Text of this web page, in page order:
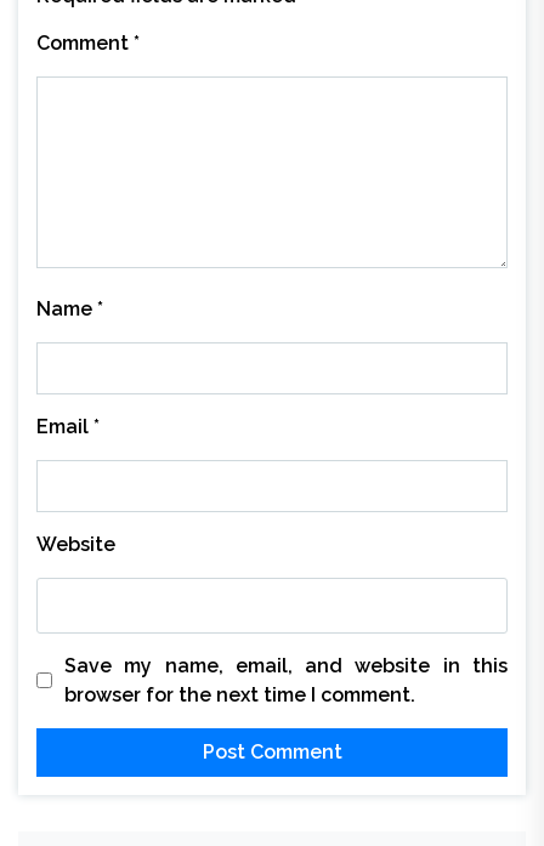
Comment *
Name *
Email *
Website
Save my name, email, and website in this
browser for the next time I comment.